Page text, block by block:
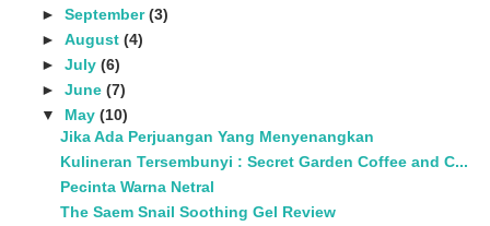
► September(3)
► August (4)
► July (6)
► June (7)
▼ May (10)
Jika Ada Perjuangan Yang Menyenangkan
Kulineran Tersembunyi : Secret Garden Coffee and C...
Pecinta Warna Netral
The Saem Snail Soothing Gel Review